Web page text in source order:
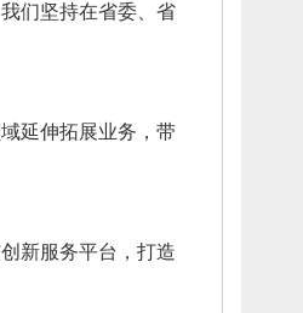
我们坚持在省委、 省
延伸拓展业务， 带
新服务平台， 打造